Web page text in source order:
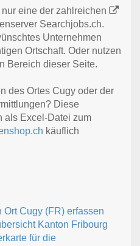
eine der zahlreichen
Searchjobs.ch.
Unternehmen
Ortschaft. Oder nutzen
Bereich dieser Seite.
des Ortes Cugy oder der
Diese
als Excel-Datei zum
käuflich
Ort Cugy (FR) erfassen
Kanton Fribourg
für die